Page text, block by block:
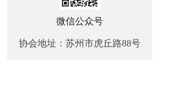
微信公众号
协会地址：苏州市虎丘路88号